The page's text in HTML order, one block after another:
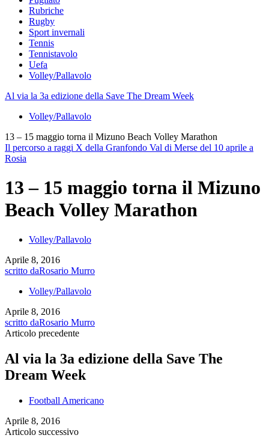
Rubriche
Rugby
Sport invernali
Tennis
Tennistavolo
Uefa
Volley/Pallavolo
Al via la 3a edizione della Save The Dream Week
Volley/Pallavolo
13 – 15 maggio torna il Mizuno Beach Volley Marathon
Il percorso a raggi X della Granfondo Val di Merse del 10 aprile a
Rosia
13 – 15 maggio torna il Mizuno
Beach Volley Marathon
Volley/Pallavolo
Aprile 8, 2016
scritto daRosario Murro
Volley/Pallavolo
Aprile 8, 2016
scritto daRosario Murro
Articolo precedente
Al via la 3a edizione della Save The
Dream Week
Football Americano
Aprile 8, 2016
Articolo successivo